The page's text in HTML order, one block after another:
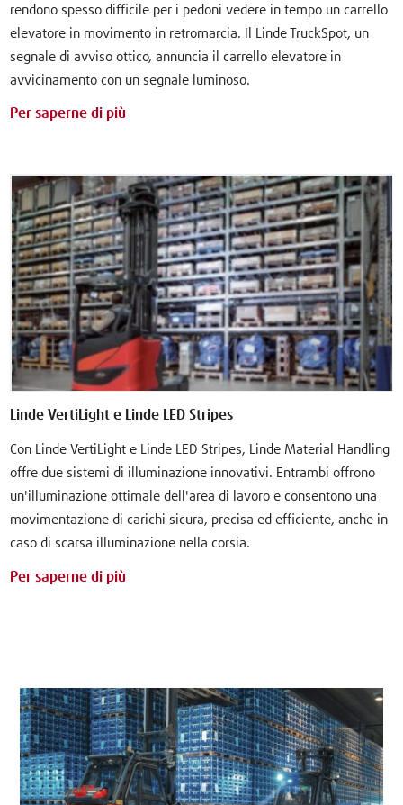
rendono spesso difficile per i pedoni vedere in tempo un carrello
elevatore in movimento in retromarcia. Il Linde TruckSpot, un
segnale di avviso ottico, annuncia il carrello elevatore in
avvicinamento con un segnale luminoso.
Per saperne di più
Linde VertiLight e Linde LED Stripes
Con Linde VertiLight e Linde LED Stripes, Linde Material Handling
offre due sistemi di illuminazione innovativi. Entrambi offrono
un'illuminazione ottimale dell'area di lavoro e consentono una
movimentazione di carichi sicura, precisa ed efficiente, anche in
caso di scarsa illuminazione nella corsia.
Per saperne di più